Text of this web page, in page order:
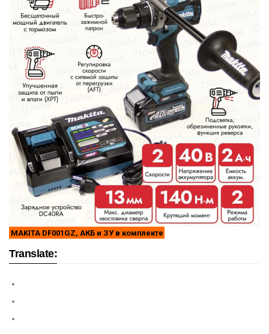
MAKITA DF001GZ, АКБ и ЗУ в комплекте
Translate: